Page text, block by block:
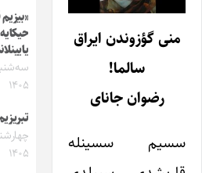
منی گؤزوندن ایراق
سالما!
رضوان جانای
سسیم سسینله
۱۴۰۵
۱۴۰۵